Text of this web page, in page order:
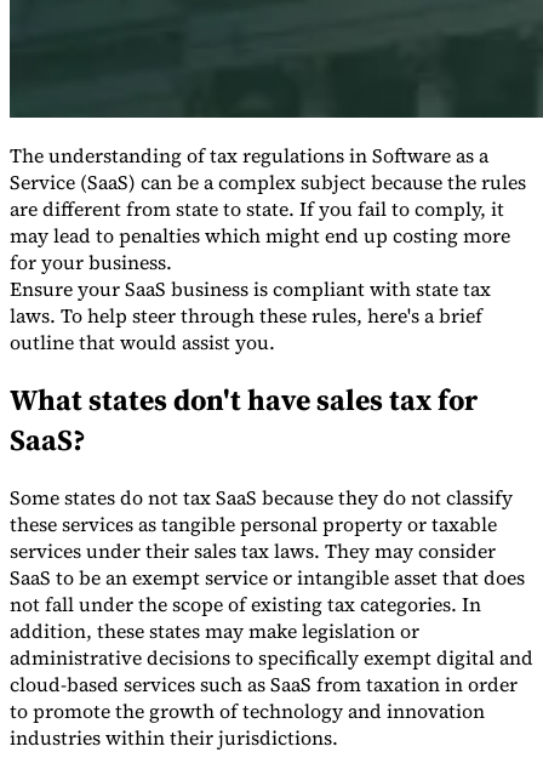
région du GolfeComment élaborer un cadre de contrôle de la
fiscalité indirecte
Taxes sur le carbone et prélèvements
environnementaux
Outils
Calculateur de VATCalculateur de GSTCalculateur de taxe de
vente Vérificateur de numéro de VAT Suivi des obligations de
facturation électronique
The understanding of tax regulations in Software as a
Service (SaaS) can be a complex subject because the rules
are different from state to state. If you fail to comply, it
may lead to penalties which might end up costing more
for your business.
Ensure your SaaS business is compliant with state tax
laws. To help steer through these rules, here's a brief
outline that would assist you.
What states don't have sales tax for
SaaS?
Some states do not tax SaaS because they do not classify
these services as tangible personal property or taxable
services under their sales tax laws. They may consider
SaaS to be an exempt service or intangible asset that does
not fall under the scope of existing tax categories. In
addition, these states may make legislation or
administrative decisions to specifically exempt digital and
cloud-based services such as SaaS from taxation in order
to promote the growth of technology and innovation
industries within their jurisdictions.